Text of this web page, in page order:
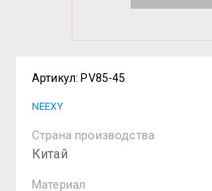
Артикул: PV85-45
NEEXY
Страна производства
Китай
Материал